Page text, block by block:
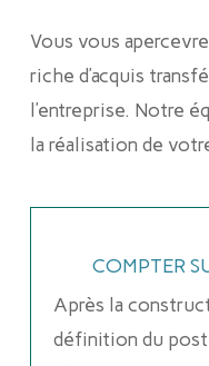
Vous vous
riche d’acquis
l’entreprise. Notre
la réalisation de
COMPTER
Après la
définition du